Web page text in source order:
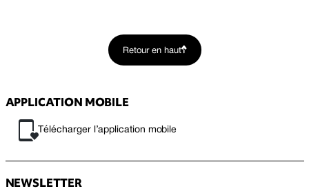
Retour en haut
APPLICATION MOBILE
Télécharger l’application mobile
NEWSLETTER